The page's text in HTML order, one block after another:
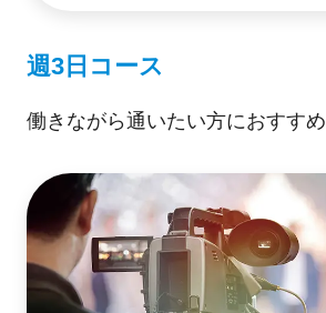
週3日コース
働きながら通いたい方におすすめ